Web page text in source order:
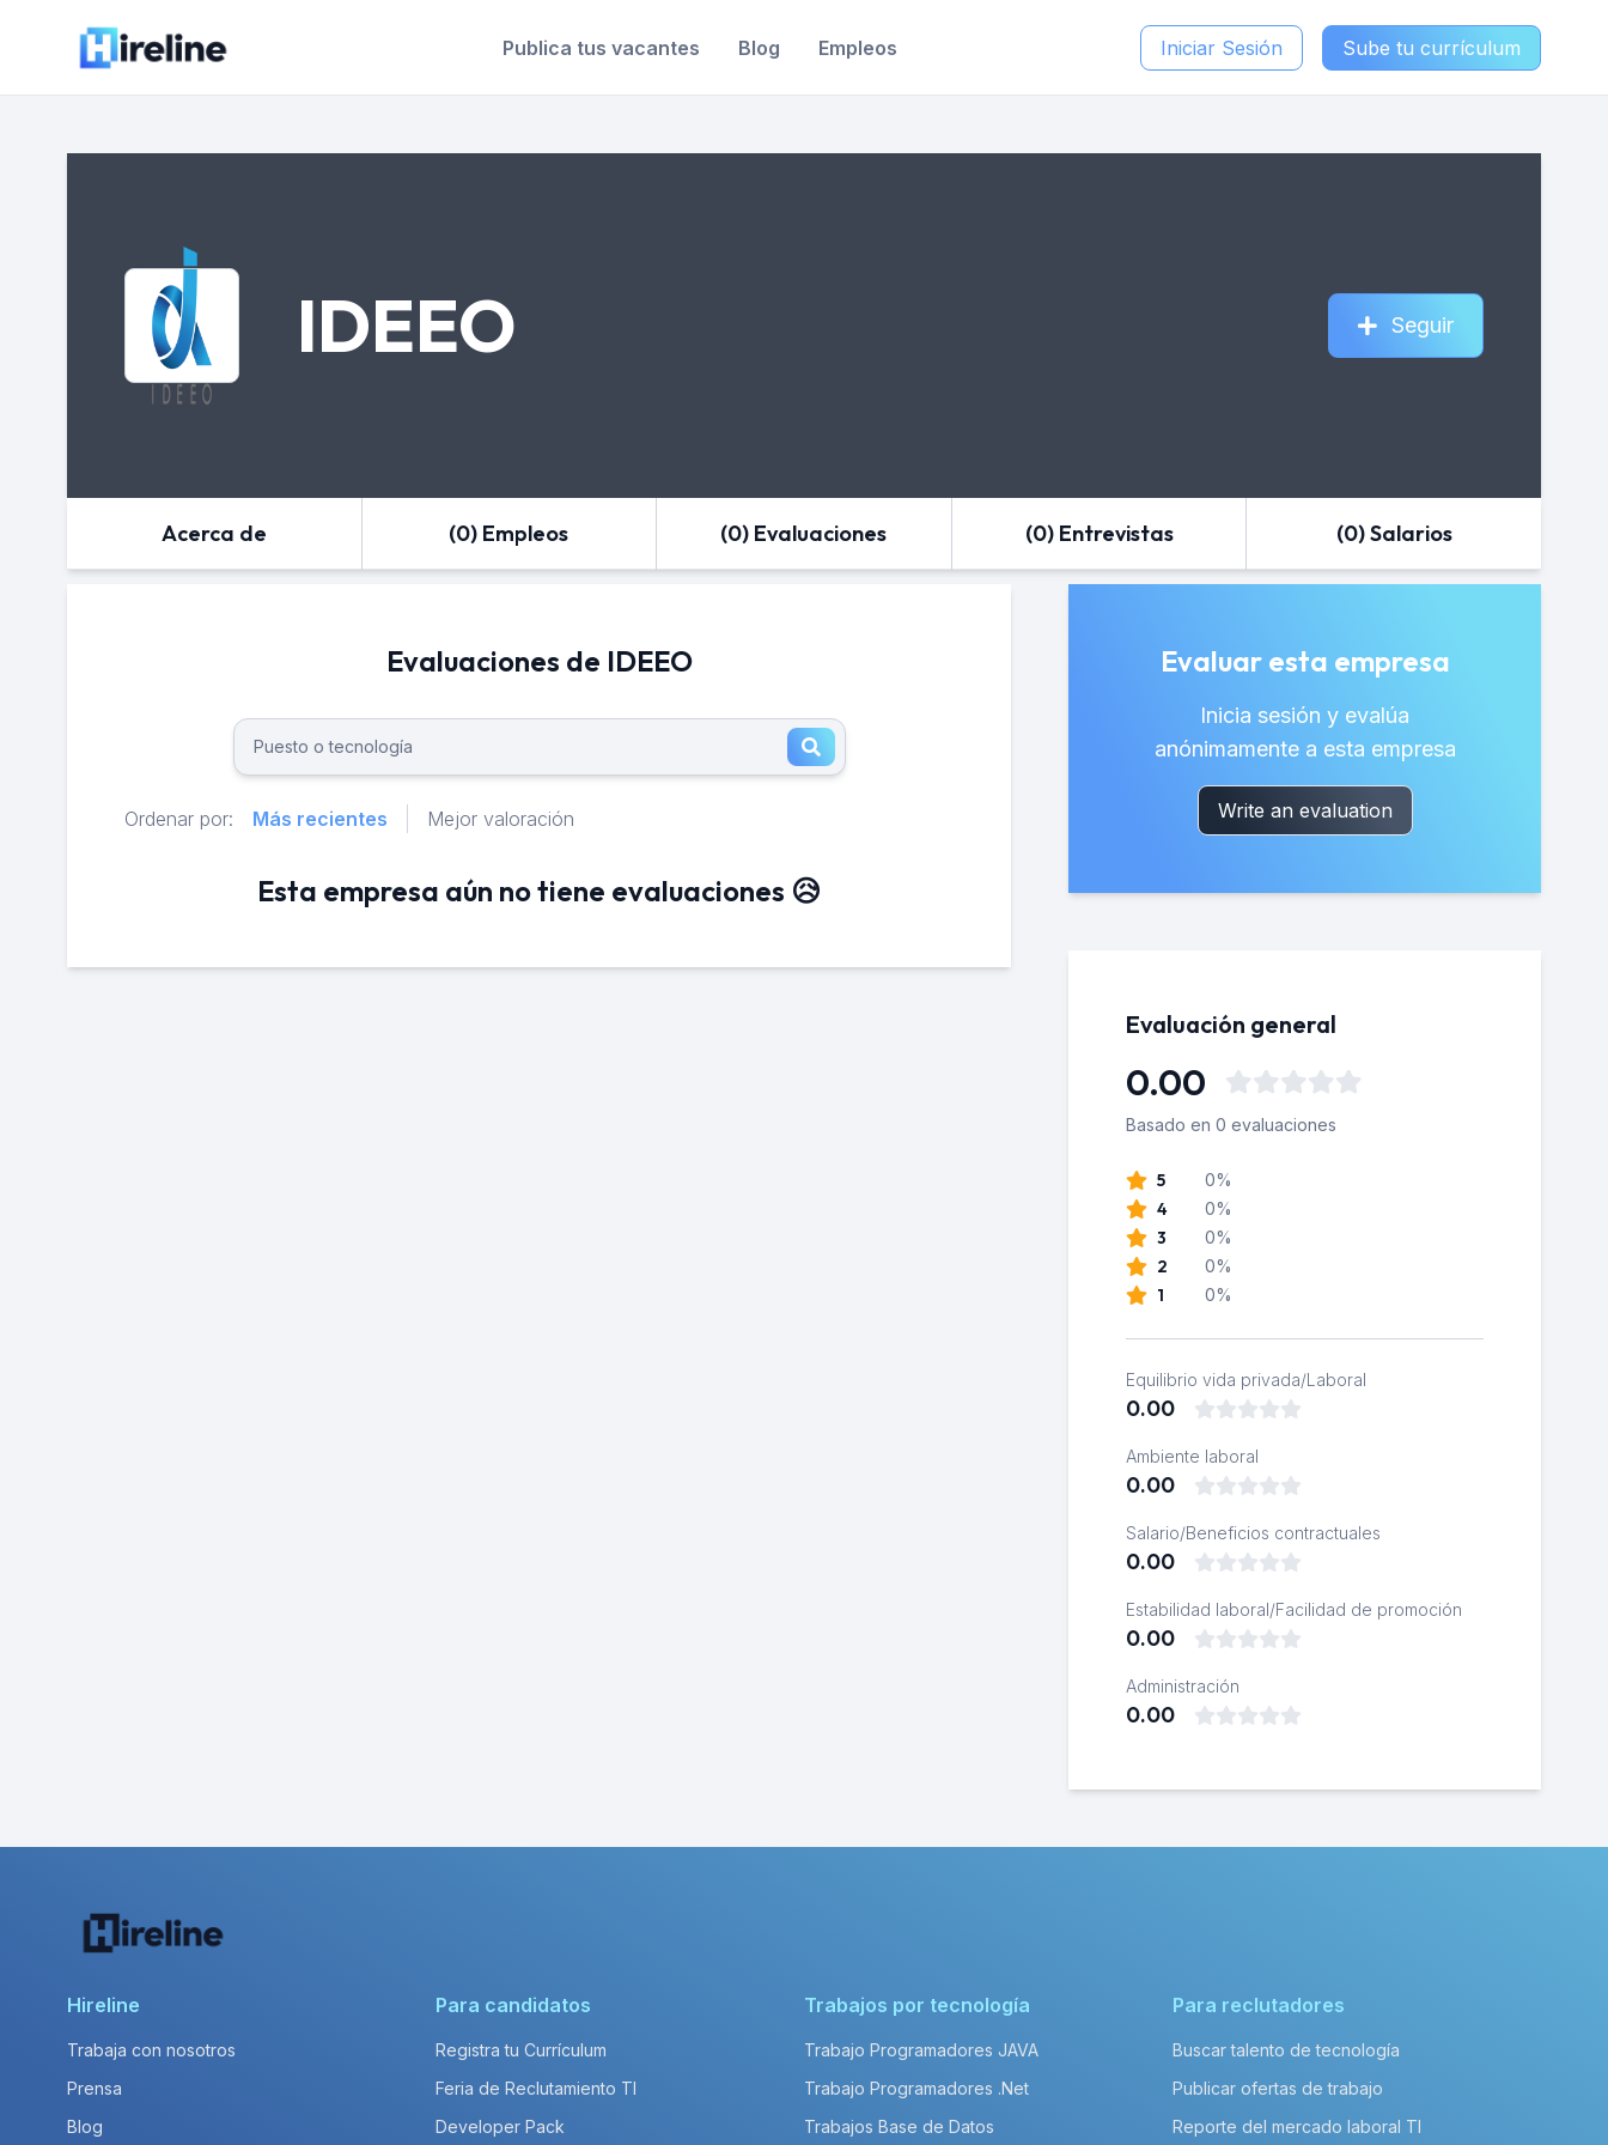
Publica tus vacantes Blog Empleos Iniciar Sesión Sube tu currículum
IDEEO Seguir
Acerca de (0) Empleos (0) Evaluaciones (0) Entrevistas (0) Salarios
Evaluaciones de IDEEO
Ordenar por: Más recientes Mejor valoración
Esta empresa aún no tiene evaluaciones 😥
Evaluar esta empresa
Inicia sesión y evalúa
anónimamente a esta empresa
Write an evaluation
Evaluación general
0.00
Basado en 0 evaluaciones
5 0%
4 0%
3 0%
2 0%
1 0%
Equilibrio vida privada/Laboral
0.00
Ambiente laboral
0.00
Salario/Beneficios contractuales
0.00
Estabilidad laboral/Facilidad de promoción
0.00
Administración
0.00
Hireline
Trabaja con nosotros
Prensa
Blog
Para candidatos
Registra tu Currículum
Feria de Reclutamiento TI
Developer Pack
Trabajos por tecnología
Trabajo Programadores JAVA
Trabajo Programadores .Net
Trabajos Base de Datos
Para reclutadores
Buscar talento de tecnología
Publicar ofertas de trabajo
Reporte del mercado laboral TI